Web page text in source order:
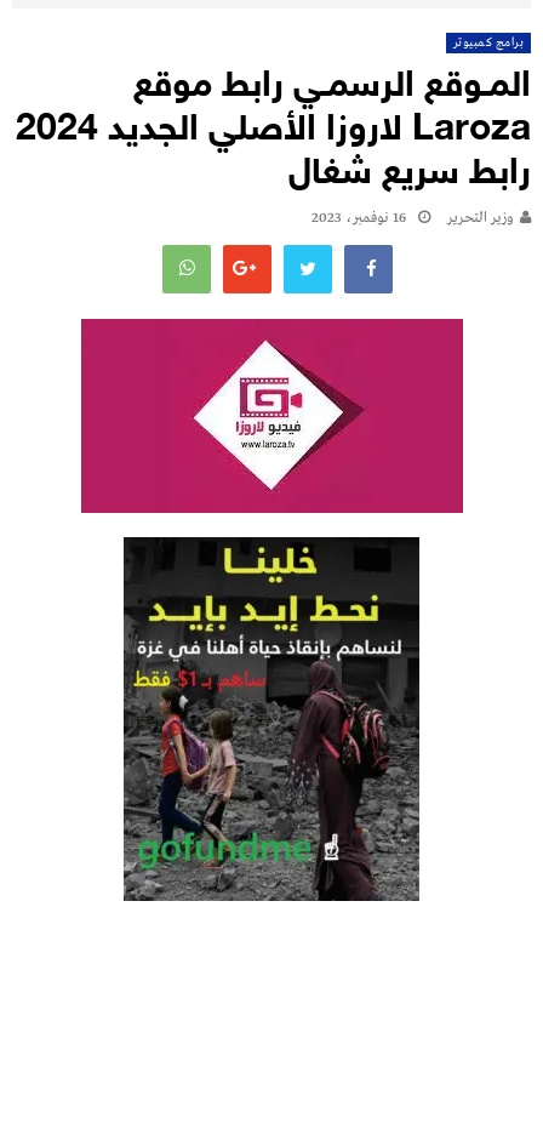
برامج كمبيوتر
المـوقع الرسمـي رابط موقع
Laroza لاروزا الأصلي الجديد 2024
رابط سريع شغال
وزير التحرير 16 نوفمبر، 2023